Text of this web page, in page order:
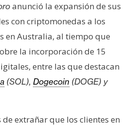
anunció la expansión de sus
con criptomonedas a los
en Australia, al tiempo que
la incorporación de 15
entre las que destacan
(SOL), Dogecoin (DOGE) y
de extrañar que los clientes en